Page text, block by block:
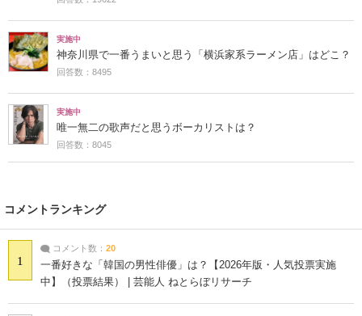
実施中
神奈川県で一番うまいと思う「横浜家系ラーメン店」はどこ？
回答数：8495
実施中
唯一無二の歌声だと思うボーカリストは？
回答数：8045
コメントランキング
1
コメント数： 20
一番好きな「韓国の男性俳優」は？【2026年版・人気投票実施
中】（投票結果） | 芸能人 ねとらぼリサーチ